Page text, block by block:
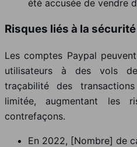
été accusée de vendre
Risques liés à la
Les comptes Paypal
utilisateurs à des vols
traçabilité des
limitée, augmentant les
contrefaçons.
En 2022, [Nombre] de